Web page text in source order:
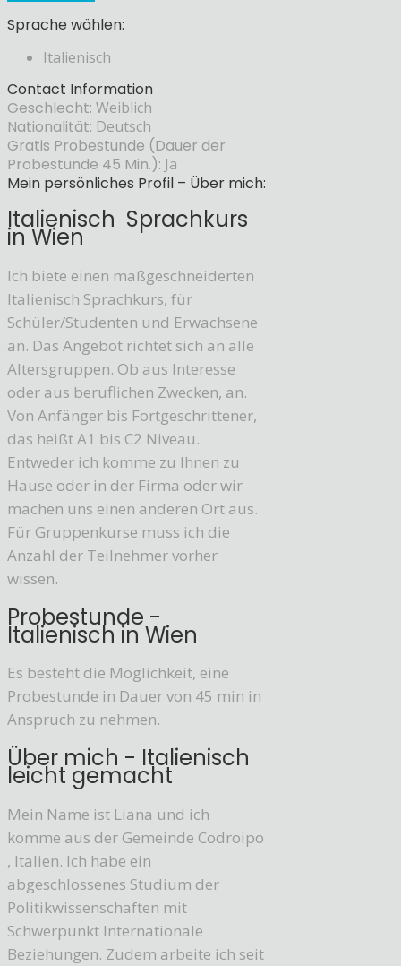
Sprache wählen:
Italienisch
Contact Information
Geschlecht: Weiblich
Nationalität: Deutsch
Gratis Probestunde (Dauer der
Probestunde 45 Min.): Ja
Mein persönliches Profil – Über mich:
Italienisch Sprachkurs
in Wien
Ich biete einen maßgeschneiderten
Italienisch Sprachkurs, für
Schüler/Studenten und Erwachsene
an. Das Angebot richtet sich an alle
Altersgruppen. Ob aus Interesse
oder aus beruflichen Zwecken, an.
Von Anfänger bis Fortgeschrittener,
das heißt A1 bis C2 Niveau.
Entweder ich komme zu Ihnen zu
Hause oder in der Firma oder wir
machen uns einen anderen Ort aus.
Für Gruppenkurse muss ich die
Anzahl der Teilnehmer vorher
wissen.
Probestunde -
Italienisch in Wien
Es besteht die Möglichkeit, eine
Probestunde in Dauer von 45 min in
Anspruch zu nehmen.
Über mich - Italienisch
leicht gemacht
Mein Name ist Liana und ich
komme aus der Gemeinde Codroipo
, Italien. Ich habe ein
abgeschlossenes Studium der
Politikwissenschaften mit
Schwerpunkt Internationale
Beziehungen. Zudem arbeite ich seit